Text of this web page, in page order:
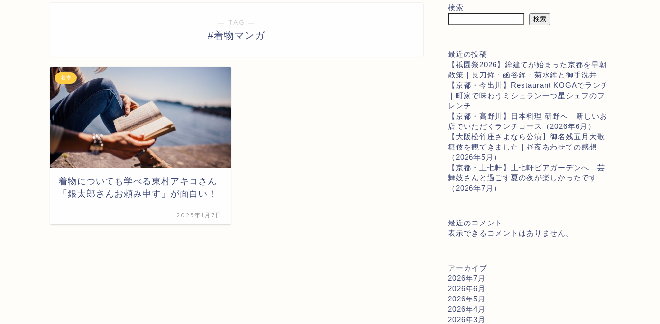
― TAG ―
#着物マンガ
着物
着物についても学べる東村アキコさん
「銀太郎さんお頼み申す」が面白い！
2025年1月7日
検索
検索
最近の投稿
【祇園祭2026】鉾建てが始まった京都を早朝
散策｜長刀鉾・函谷鉾・菊水鉾と御手洗井
【京都・今出川】Restaurant KOGAでランチ
｜町家で味わうミシュラン一つ星シェフのフ
レンチ
【京都・高野川】日本料理 研野へ｜新しいお
店でいただくランチコース（2026年6月）
【大阪松竹座さよなら公演】御名残五月大歌
舞伎を観てきました｜昼夜あわせての感想
（2026年5月）
【京都・上七軒】上七軒ビアガーデンへ｜芸
舞妓さんと過ごす夏の夜が楽しかったです
（2026年7月）
最近のコメント
表示できるコメントはありません。
アーカイブ
2026年7月
2026年6月
2026年5月
2026年4月
2026年3月